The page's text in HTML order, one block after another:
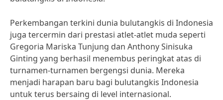
Perkembangan terkini dunia bulutangkis di Indonesia
juga tercermin dari prestasi atlet-atlet muda seperti
Gregoria Mariska Tunjung dan Anthony Sinisuka
Ginting yang berhasil menembus peringkat atas di
turnamen-turnamen bergengsi dunia. Mereka
menjadi harapan baru bagi bulutangkis Indonesia
untuk terus bersaing di level internasional.